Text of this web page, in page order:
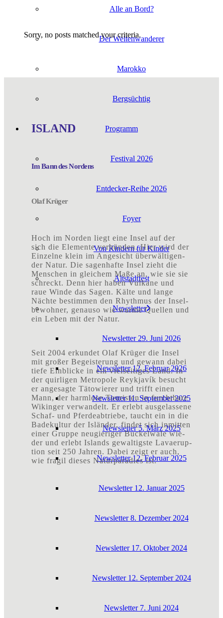
Alle an Bord?
Der Wel­ten­wan­de­rer
Marok­ko
Berg­süch­tig
Pro­gramm
Fes­ti­val 2026
Entdecker-Reihe 2026
Foy­er
Von Kin­dern für Kinder
Alt­stadt­fest
News­let­ter
News­let­ter 29. Juni 2026
News­let­ter 12. Febru­ar 2026
News­let­ter 11. Sep­tem­ber 2025
News­let­ter 5. März 2025
News­let­ter 12. Febru­ar 2025
News­let­ter 12. Janu­ar 2025
News­let­ter 8. Dezem­ber 2024
News­let­ter 17. Okto­ber 2024
News­let­ter 12. Sep­tem­ber 2024
News­let­ter 7. Juni 2024
Sor­ry, no posts matched your criteria.
ISLAND
Im Bann des Nordens
Olaf Krü­ger
Hoch im Nor­den liegt eine Insel auf der
sich die Ele­men­te ver­bün­den. Hier wird der
Ein­zel­ne klein im Ange­sicht über­wäl­ti­gen­
der Natur. Die sagen­haf­te Insel zieht die
Men­schen in glei­chem Maße an, wie sie sie
schreckt. Denn hier haben Vul­ka­ne und
raue Win­de das Sagen. Käl­te und lan­ge
Näch­te bestim­men den Rhyth­mus der Insel­
be­woh­ner, genau­so wie war­me Quel­len und
ein Leben mit der Natur.
Seit 2004 erkun­det Olaf Krü­ger die Insel
mit gro­ßer Begeis­te­rung und gewann dabei
tie­fe Ein­bli­cke in ein viel­sei­ti­ges Land. In
der quir­li­gen Metro­po­le Reykja­vík besucht
er ange­sag­te Täto­wie­rer und trifft einen
Mann, der harm­lo­se Tou­ris­ten in furcht­ba­re
Wikin­ger ver­wan­delt. Er erlebt aus­ge­las­se­ne
Schaf- und Pfer­de­ab­trie­be, taucht ein in die
Bade­kul­tur der Islän­der, fin­det sich inmit­ten
einer Grup­pe neu­gie­ri­ger Buckel­wa­le wie­
der und erlebt Islands gewal­tigs­te Lava­erup­
ti­on seit 250 Jah­ren. Dabei zeigt er auch,
wie fra­gil die­ses Natur­pa­ra­dies ist.